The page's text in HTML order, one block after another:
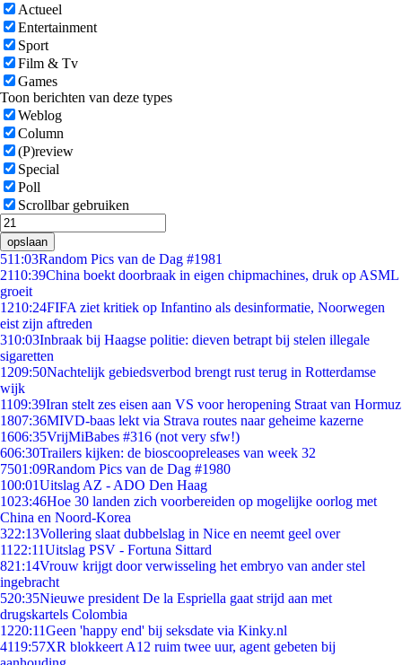
Actueel
Entertainment
Sport
Film & Tv
Games
Toon berichten van deze types
Weblog
Column
(P)review
Special
Poll
Scrollbar gebruiken
opslaan
511:03Random Pics van de Dag #1981
2110:39China boekt doorbraak in eigen chipmachines, druk op ASML
groeit
1210:24FIFA ziet kritiek op Infantino als desinformatie, Noorwegen
eist zijn aftreden
310:03Inbraak bij Haagse politie: dieven betrapt bij stelen illegale
sigaretten
1209:50Nachtelijk gebiedsverbod brengt rust terug in Rotterdamse
wijk
1109:39Iran stelt zes eisen aan VS voor heropening Straat van Hormuz
1807:36MIVD-baas lekt via Strava routes naar geheime kazerne
1606:35VrijMiBabes #316 (not very sfw!)
606:30Trailers kijken: de bioscoopreleases van week 32
7501:09Random Pics van de Dag #1980
100:01Uitslag AZ - ADO Den Haag
1023:46Hoe 30 landen zich voorbereiden op mogelijke oorlog met
China en Noord-Korea
322:13Vollering slaat dubbelslag in Nice en neemt geel over
11 22:11Uitslag PSV - Fortuna Sittard
821:14Vrouw krijgt door verwisseling het embryo van ander stel
ingebracht
520:35Nieuwe president De la Espriella gaat strijd aan met
drugskartels Colombia
1220:11Geen 'happy end' bij seksdate via Kinky.nl
4119:57XR blokkeert A12 ruim twee uur, agent gebeten bij